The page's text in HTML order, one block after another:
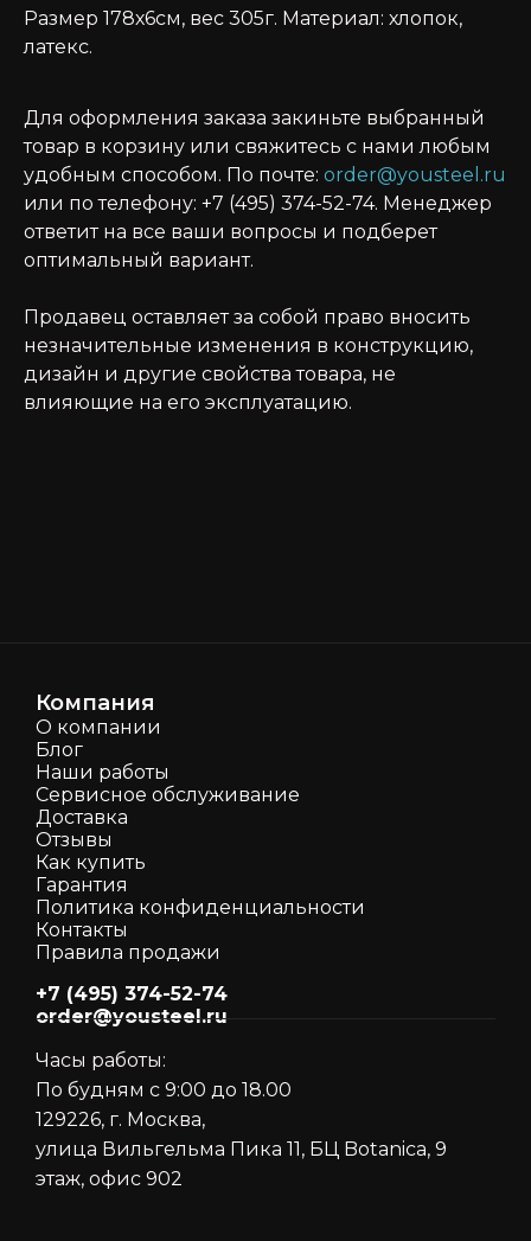
Размер 178х6см, вес 305г. Материал: хлопок,
латекс.
Для оформления заказа закиньте выбранный
товар в корзину или свяжитесь с нами любым
удобным способом. По почте: order@yousteel.ru
или по телефону: +7 (495) 374-52-74. Менеджер
ответит на все ваши вопросы и подберет
оптимальный вариант.
Продавец оставляет за собой право вносить
незначительные изменения в конструкцию,
дизайн и другие свойства товара, не
влияющие на его эксплуатацию.
Компания
О компании
Блог
Наши работы
Сервисное обслуживание
Доставка
Отзывы
Как кyпить
Гарантия
Политика конфиденциальности
Контакты
Правила продажи
+7 (495) 374-52-74
order@yousteel.ru
Часы работы:
По будням с 9:00 до 18.00
129226, г. Москва,
улица Вильгельма Пика 11, БЦ Botanica, 9
этаж, офис 902